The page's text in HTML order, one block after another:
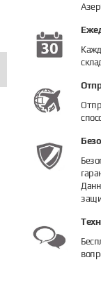
Насос Piusi Panther DC
от 25 238 руб.